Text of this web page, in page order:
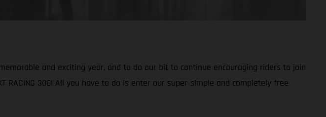
and exciting year, and to do our bit to continue encouraging riders to join
RACING 300! All you have to do is enter our super-simple and completely free